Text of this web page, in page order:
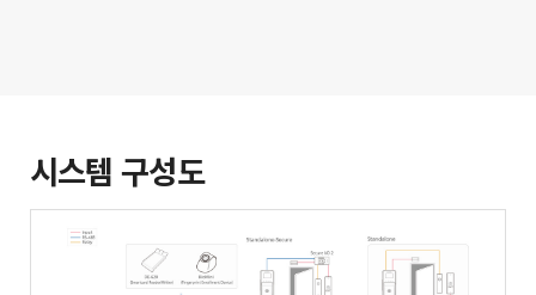
시스템 구성도